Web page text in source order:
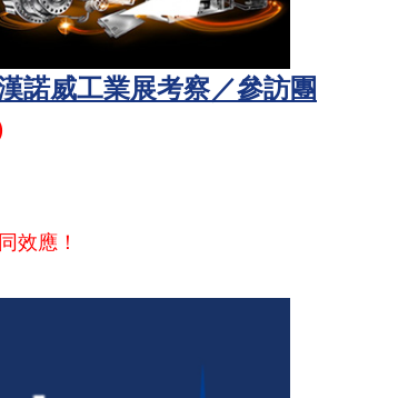
諾威工業展考察／參訪團
效應！